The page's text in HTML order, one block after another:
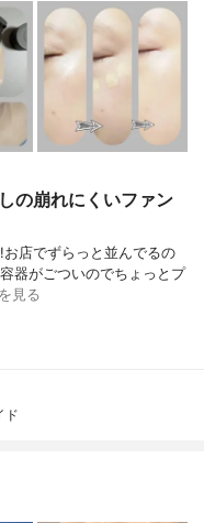
の崩れにくいファン
店でずらっと並んでるの
器がごついのでちょっとプ
見る
ド